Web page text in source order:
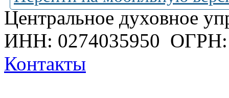
Центральное духовное
ИНН: 0274035950 ОГРН:
Контакты